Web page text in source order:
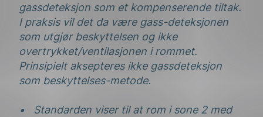
gassdeteksjon som et kompenserende tiltak.
I praksis vil det da være gass-deteksjonen
som utgjør beskyttelsen og ikke
overtrykket/ventilasjonen i rommet.
Prinsipielt aksepteres ikke gassdeteksjon
som beskyttelses-metode.
• Standarden viser til at rom i sone 2 med